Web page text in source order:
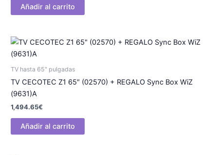
Añadir al carrito
TV hasta 65" pulgadas
TV CECOTEC Z1 65″ (02570) + REGALO Sync Box WiZ
(9631)A
1,494.65€
Añadir al carrito